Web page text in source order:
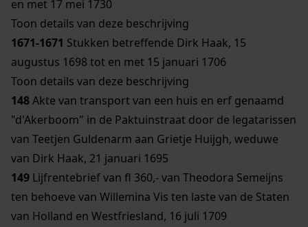
en met 17 mei 1730
Toon details van deze beschrijving
1671-1671 Stukken betreffende Dirk Haak, 15
augustus 1698 tot en met 15 januari 1706
Toon details van deze beschrijving
148Akte van transport van een huis en erf genaamd
"d'Akerboom" in de Paktuinstraat door de legatarissen
van Teetjen Guldenarm aan Grietje Huijgh, weduwe
van Dirk Haak, 21 januari 1695
149 Lijfrentebrief van fl 360,- van Theodora Semeijns
ten behoeve van Willemina Vis ten laste van de Staten
van Holland en Westfriesland, 16 juli 1709